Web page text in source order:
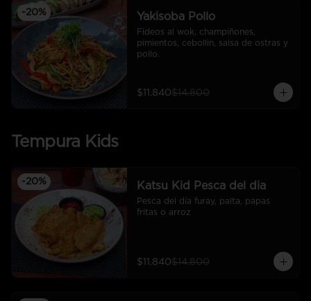
-20% Yakisoba Pollo
Fideos al wok, champiñones,
pimientos, cebollin, salsa de ostras y
pollo.
$11.840$14.800
Tempura Kids
-20% Katsu Kid Pesca del dia
Pesca del día furay, palta, papas
fritas o arroz
$11.840$14.800